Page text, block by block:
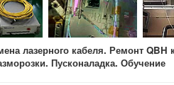
лазерного кабеля. Ремонт QBH
Пусконаладка. Обучение